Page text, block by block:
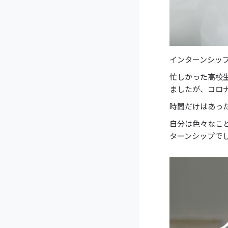
インターンシッ
忙しかった高校
ましたが、コロ
時間だけはあっ
自分は色々なこ
ターンシップで